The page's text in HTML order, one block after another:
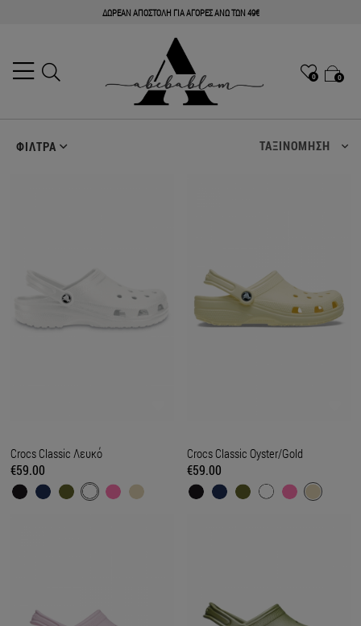
ΔΩΡΕΑΝ ΑΠΟΣΤΟΛΗ ΓΙΑ ΑΓΟΡΕΣ ΑΝΩ ΤΩΝ 49€
0 0
ΦΙΛΤΡΑ ΤΑΞΙΝΟΜΗΣΗ
Crocs Classic Λευκό
€59.00
Crocs Classic Oyster/Gold
€59.00